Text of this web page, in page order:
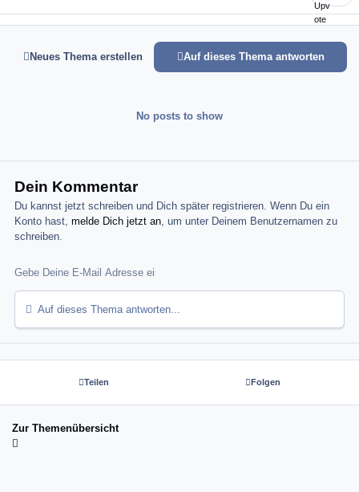
Neues Thema erstellen Auf dieses Thema antworten
No posts to show
Dein Kommentar
Du kannst jetzt schreiben und Dich später registrieren. Wenn Du ein
Konto hast,melde Dich jetzt an, um unter Deinem Benutzernamen zu
schreiben.
Auf dieses Thema antworten...
Teilen Folgen
Zur Themenübersicht